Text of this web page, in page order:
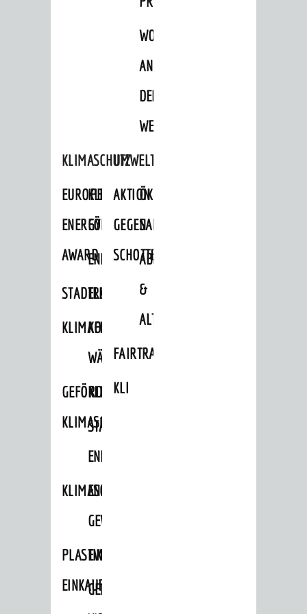
WOHNBEBAUUNG
AN
DER
WEINBERGSTRASSE
KLIMASCHUTZ
EUROPEAN
ENERGY
AWARD
KLIMASCHUTZ-
FÖRDERPROGRAMME
ENERGIEBERATUNG
STADTRADELN
ELEKTROMOBILITÄTSBERATUNG
KLIMAFITKOMMUNALE
WÄRMEPLANUNG
GEFÖRDERTE
KLIMASCHUTZMASSNAHMEN
KLIMASCHUTZKONZEPT
STÄDTISCHES
ENERGIEMANAGEMENT
KLIMASCHUTZKOMMISSION
ENERGIEKARAWANE
GEWERBE
PLASTIKTÜTENFREIE
EINKAUFSSTADT
EVENTS
GEMEINSAME
UMWELTSCHUTZ
AKTION
GEGEN
SCHOTTERGÄRTEN
ÖKOLOGISCHE
SANIERUNG/WAIDSEE
ABFALL
&
ALTLASTEN
FAIRTRADE
KLEIDERTAUSCHBÖRSE